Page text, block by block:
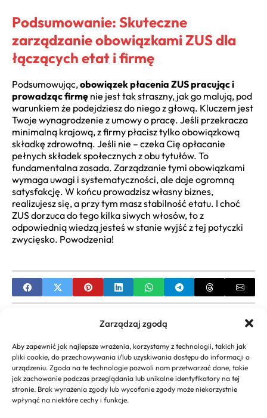
Zarządzaj zgodą
Aby zapewnić jak najlepsze wrażenia, korzystamy z technologii, takich jak
pliki cookie, do przechowywania i/lub uzyskiwania dostępu do informacji o
urządzeniu. Zgoda na te technologie pozwoli nam przetwarzać dane, takie
jak zachowanie podczas przeglądania lub unikalne identyfikatory na tej
stronie. Brak wyrażenia zgody lub wycofanie zgody może niekorzystnie
wpłynąć na niektóre cechy i funkcje.
Podsumowanie: Skuteczne
zarządzanie obowiązkami ZUS dla
łączących etat i firmę
Podsumowując,obowiązek płacenia ZUS pracując i
prowadząc firmę nie jest tak straszny, jak go malują, pod
warunkiem że podejdziesz do niego z głową. Kluczem jest
Twoje wynagrodzenie z umowy o pracę. Jeśli przekracza
minimalną krajową, z firmy płacisz tylko obowiązkową
składkę zdrowotną. Jeśli nie – czeka Cię opłacanie
pełnych składek społecznych z obu tytułów. To
fundamentalna zasada. Zarządzanie tymi obowiązkami
wymaga uwagi i systematyczności, ale daje ogromną
satysfakcję. W końcu prowadzisz własny biznes,
realizujesz się, a przy tym masz stabilność etatu. I choć
ZUS dorzuca do tego kilka siwych włosów, to z
odpowiednią wiedzą jesteś w stanie wyjść z tej potyczki
zwycięsko. Powodzenia!
Jak założyć firmę kosmetyczną Kompleksowy
poradnik dla początkujących
NEXT
Odkryj najlepsze pomysły na szybki biznes i zacznij